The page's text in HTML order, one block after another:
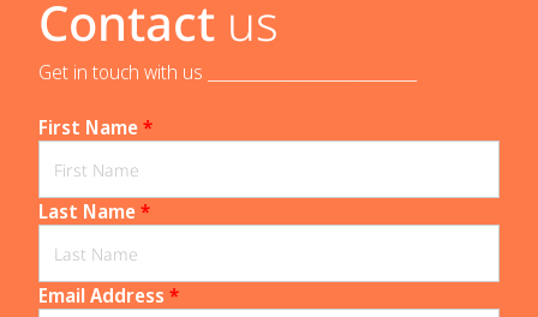
Contact us
Get in touch with us _____________________________
First Name*
Last Name*
Email Address *